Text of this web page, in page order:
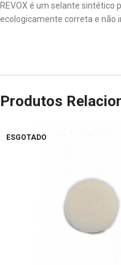
REVOX é um selante
ecologicamente correta e não
Produtos
ESGOTADO